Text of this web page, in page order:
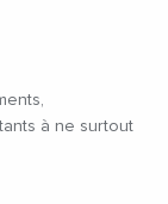
à ne surtout